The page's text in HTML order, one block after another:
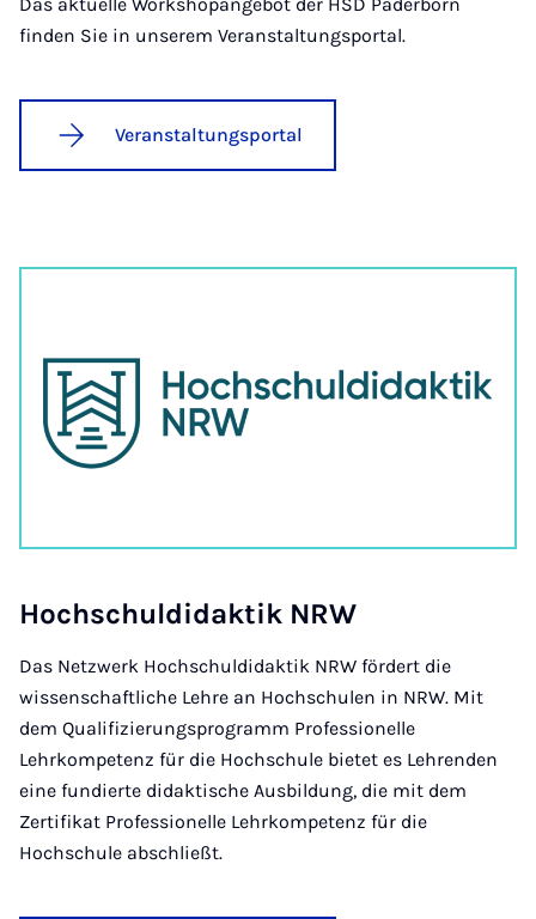
finden Sie in unserem Veranstaltungsportal.
Veranstaltungsportal
Hoch­schul­di­dak­tik NRW
Das Netzwerk Hochschuldidaktik NRW fördert die
wissenschaftliche Lehre an Hochschulen in NRW. Mit
dem Qualifizierungsprogramm Professionelle
Lehrkompetenz für die Hochschule bietet es Lehrenden
eine fundierte didaktische Ausbildung, die mit dem
Zertifikat Professionelle Lehrkompetenz für die
Hochschule abschließt.